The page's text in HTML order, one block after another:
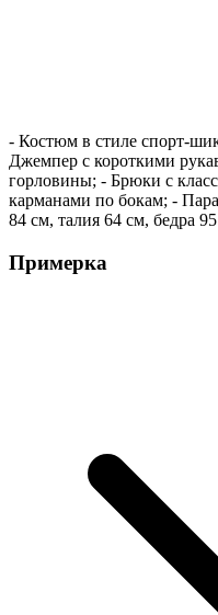
- Костюм в стиле спорт-
Джемпер с короткими
горловины; - Брюки с
карманами по бокам; -
84 см, талия 64 см, бедра
Примерка